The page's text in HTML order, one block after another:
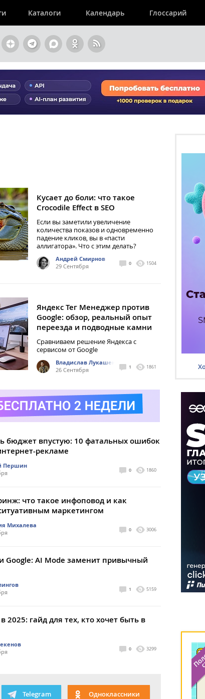
Каталоги Календарь Глоссарий
Кусает до боли: что такое
Crocodile Effect в SEO
Если вы заметили увеличение
количества показов и одновременно
падение кликов, вы в «пасти
аллигатора». Что с этим делать?
Андрей Смирнов
29 Сентября
0 1504
Яндекс Тег Менеджер против
Google: обзор, реальный опыт
переезда и подводные камни
Сравниваем решение Яндекса с
сервисом от Google
Владислав Лукашенко
26 Сентября
1 1861
бюджет впустую: 10 фатальных ошибок
рекламе
Першин
0 1860
что такое инфоповод и как
маркетингом
Михалева
0 3006
Google: AI Mode заменит привычный
1 5159
2025: гайд для тех, кто хочет быть в
0 3299
Telegram Одноклассники